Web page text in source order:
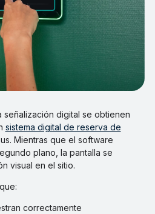
digital se obtienen
sistema digital de reserva de
Mientras que el software
plano, la pantalla se
visual en el sitio.
correctamente